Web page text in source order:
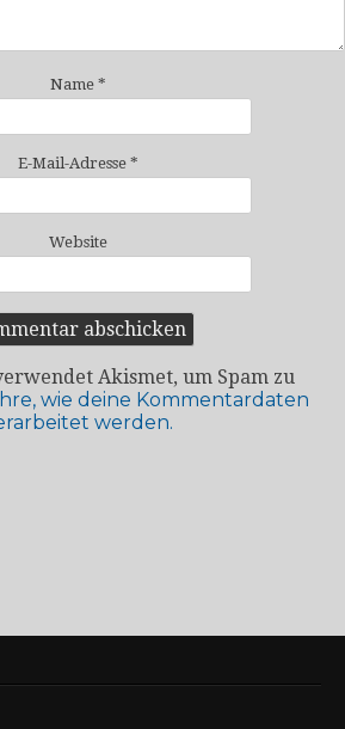
Name *
E-Mail-Adresse *
Website
Akismet, um Spam zu
wie deine Kommentardaten
werden.